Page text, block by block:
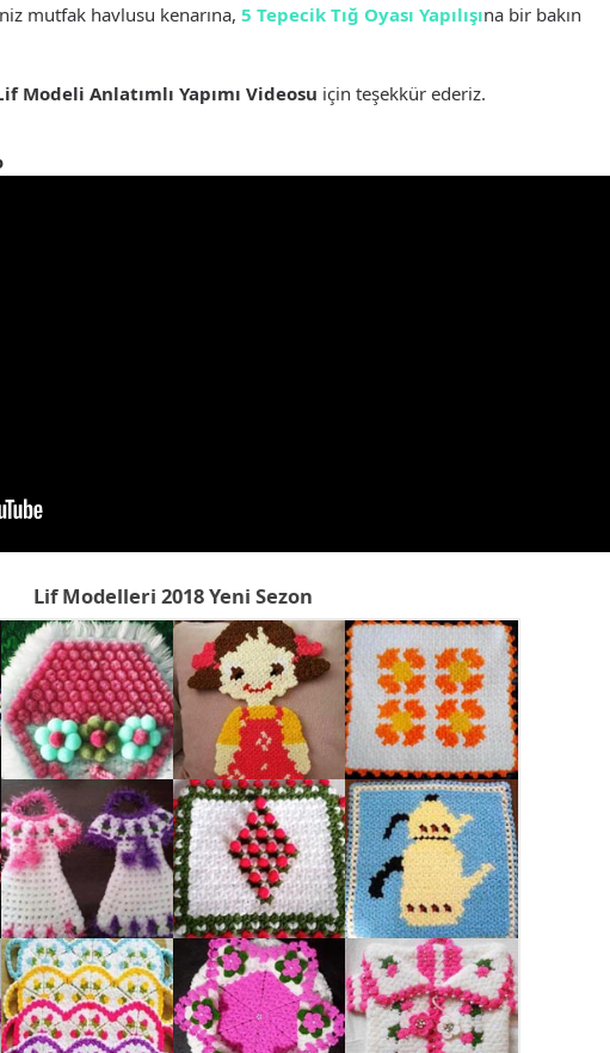
mutfak havlusu kenarına, 5 Tepecik Tığ Oyası Yapılışına bir bakın
Modeli Anlatımlı Yapımı Videosu için teşekkür ederiz.
Lif Modelleri 2018 Yeni Sezon